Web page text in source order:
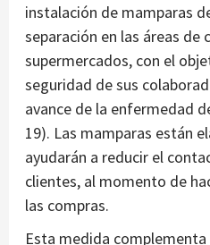
instalación de mamparas
separación en las áreas de
supermercados, con el
seguridad de sus
avance de la enfermedad
19). Las mamparas están
ayudarán a reducir el
clientes, al momento de
las compras.
Esta medida